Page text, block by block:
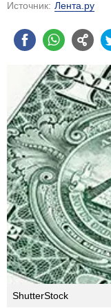
Источник: Лента.ру
ShutterStock